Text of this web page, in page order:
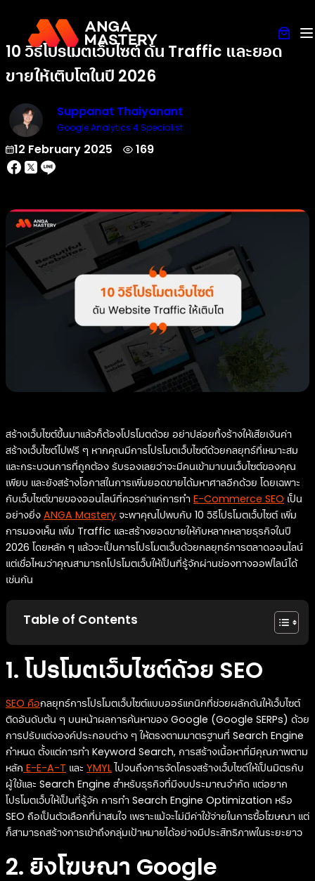
10 วิธีโปรโมตเว็บไซต์ ดัน Traffic และยอด
ขายให้เติบโตในปี 2026
Suppanat Thaiyanant
Google Analytics 4 Specialist
12 February 2025 169
สร้างเว็บไซต์ขึ้นมาแล้วก็ต้องโปรโมตด้วย อย่าปล่อยทิ้งร้างให้เสียเงินค่า
สร้างเว็บไซต์ไปฟรี ๆ หากคุณมีการโปรโมตเว็บไซต์ด้วยกลยุทธ์ที่เหมาะสม
และกระบวนการที่ถูกต้อง รับรองเลยว่าจะมีคนเข้ามาบนเว็บไซต์ของคุณ
เพียบ และยังสร้างโอกาสในการเพิ่มยอดขายได้มหาศาลอีกด้วย โดยเฉพาะ
กับเว็บไซต์ขายของออนไลน์ที่ควรค่าแก่การทำ E-Commerce SEO เป็น
อย่างยิ่ง ANGA Mastery จะพาคุณไปพบกับ 10 วิธีโปรโมตเว็บไซต์ เพิ่ม
การมองเห็น เพิ่ม Traffic และสร้างยอดขายให้กับหลากหลายธุรกิจในปี
2026 โดยหลัก ๆ แล้วจะเป็นการโปรโมตเว็บด้วยกลยุทธ์การตลาดออนไลน์
แต่เชื่อไหมว่าคุณสามารถโปรโมตเว็บให้เป็นที่รู้จักผ่านช่องทางออฟไลน์ได้
เช่นกัน
Table of Contents
1. โปรโมตเว็บไซต์ด้วย SEO
SEO คือกลยุทธ์การโปรโมตเว็บไซต์แบบออร์แกนิกที่ช่วยผลักดันให้เว็บไซต์
ติดอันดับต้น ๆ บนหน้าผลการค้นหาของ Google (Google SERPs) ด้วย
การปรับแต่งองค์ประกอบต่าง ๆ ให้ตรงตามมาตรฐานที่ Search Engine
กำหนด ตั้งแต่การทำ Keyword Search, การสร้างเนื้อหาที่มีคุณภาพตาม
หลัก E-E-A-T และ YMYL ไปจนถึงการจัดโครงสร้างเว็บไซต์ให้เป็นมิตรกับ
ผู้ใช้และ Search Engine สำหรับธุรกิจที่มีงบประมาณจำกัด แต่อยาก
โปรโมตเว็บให้เป็นที่รู้จัก การทำ Search Engine Optimization หรือ
SEO ถือเป็นตัวเลือกที่น่าสนใจ เพราะแม้จะไม่มีค่าใช้จ่ายในการซื้อโฆษณา แต่
ก็สามารถสร้างการเข้าถึงกลุ่มเป้าหมายได้อย่างมีประสิทธิภาพในระยะยาว
2. ยิงโฆษณา Google